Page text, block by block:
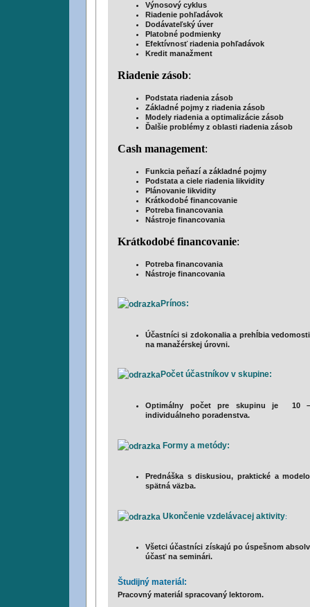
Výnosový cyklus
Riadenie pohľadávok
Dodávateľský úver
Platobné podmienky
Efektívnosť riadenia pohľadávok
Kredit manažment
Riadenie zásob:
Podstata riadenia zásob
Základné pojmy z riadenia zásob
Modely riadenia a optimalizácie zásob
Ďalšie problémy z oblasti riadenia zásob
Cash management:
Funkcia peňazí a základné pojmy
Podstata a ciele riadenia likvidity
Plánovanie likvidity
Krátkodobé financovanie
Potreba financovania
Nástroje financovania
Krátkodobé financovanie:
Potreba financovania
Nástroje financovania
Prínos:
Účastníci si zdokonalia a prehĺbia
na manažérskej úrovni.
Počet účastníkov v skupine:
Optimálny počet pre skupinu je 10 –
individuálneho poradenstva.
Formy a metódy:
Prednáška s diskusiou, praktické a
spätná väzba.
Ukončenie vzdelávacej aktivity:
Všetci účastníci získajú po úspešnom
účasť na seminári.
Študijný materiál:
Pracovný materiál spracovaný lektorom.